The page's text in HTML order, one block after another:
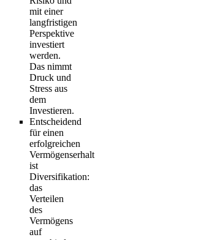
mit einer
langfristigen
Perspektive
investiert
werden.
Das nimmt
Druck und
Stress aus
dem
Investieren.
Entscheidend
für einen
erfolgreichen
Vermögenserhalt
ist
Diversifikation:
das
Verteilen
des
Vermögens
auf